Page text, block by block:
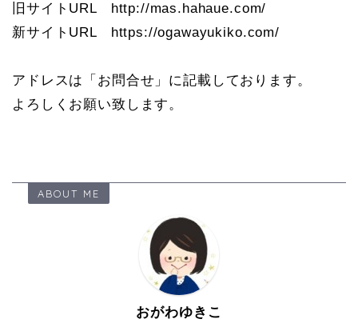
旧サイトURL http://mas.hahaue.com/
新サイトURL https://ogawayukiko.com/
アドレスは「お問合せ」に記載しております。
よろしくお願い致します。
ABOUT ME
おがわゆきこ